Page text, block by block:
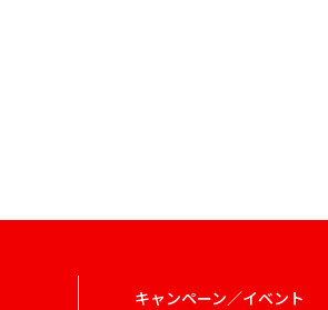
キャンペーン／イベント